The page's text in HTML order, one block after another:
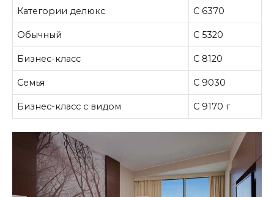
Категории делюкс С 6370
Обычный С 5320
Бизнес-класс С 8120
Семья С 9030
Бизнес-класс с видом С 9170 г